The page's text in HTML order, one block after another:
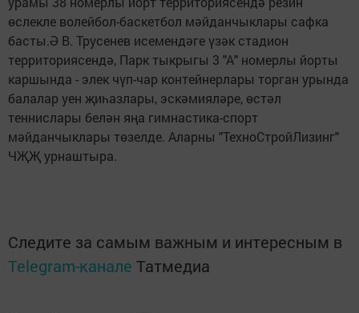
өслекле волейбол-баскетбол мәйданчыклары сафка
басты.Ә В. Трусенев исемендәге үзәк стадион
территориясендә, Парк тыкрыгы 3 "А" номерлы йорты
каршында - элек чүп-чар контейнерлары торган урында
балалар уен җиһазлары, эскәмияләре, өстәл
теннислары белән яңа гимнастика-спорт
мәйданчыклары төзелде. Аларны "ТехноСтройЛизинг"
ЧҖҖ урнаштыра.
Следите за самым важным и интересным в
Telegram-канале Татмедиа